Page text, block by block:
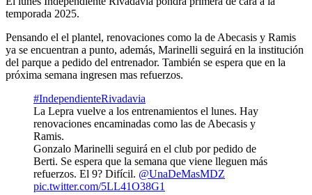
temporada 2025.
Pensando el el plantel, renovaciones como la de Abecasis y Ramis
ya se encuentran a punto, además, Marinelli seguirá en la institución
del parque a pedido del entrenador. También se espera que en la
próxima semana ingresen mas refuerzos.
#IndependienteRivadavia
La Lepra vuelve a los entrenamientos el lunes. Hay
renovaciones encaminadas como las de Abecasis y
Ramis.
Gonzalo Marinelli seguirá en el club por pedido de
Berti. Se espera que la semana que viene lleguen más
refuerzos. El 9? Difícil. @UnaDeMasMDZ
pic.twitter.com/5LL41O38G1